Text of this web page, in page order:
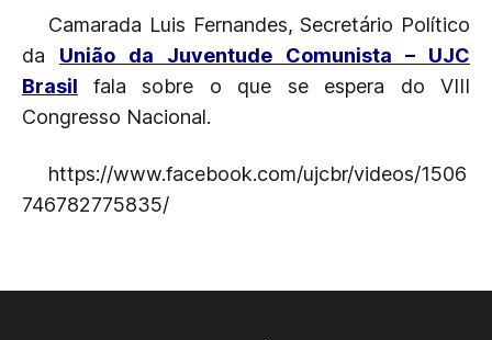
Camarada Luis Fernandes, Secretário Político
da União da Juventude Comunista – UJC
Brasil
fala sobre o que se espera do VIII
Congresso Nacional.
https://www.facebook.com/ujcbr/videos/1506
746782775835/